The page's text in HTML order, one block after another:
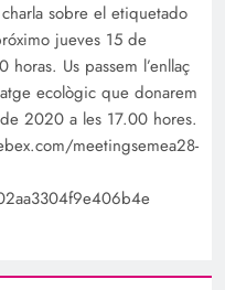
sobre el etiquetado
jueves 15 de
Us passem l’enllaç
ecològic que donarem
2020 a les 17.00 hores.
meetingsemea28-